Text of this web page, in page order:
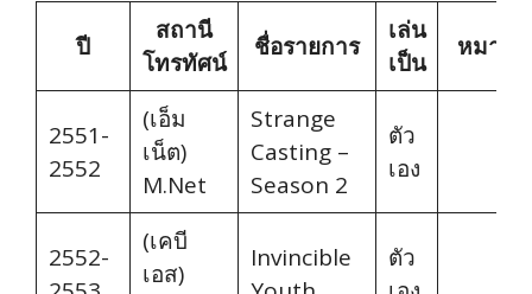
ปี
สถานี
โทรทัศน์
ชื่อรายการ
เล่น
เป็น
หมายเ
2551-
2552
(เอ็ม
เน็ต)
M.Net
Strange
Casting –
Season 2
ตัว
เอง
2552-
(เคบี
เอส)
Invincible
ตัว